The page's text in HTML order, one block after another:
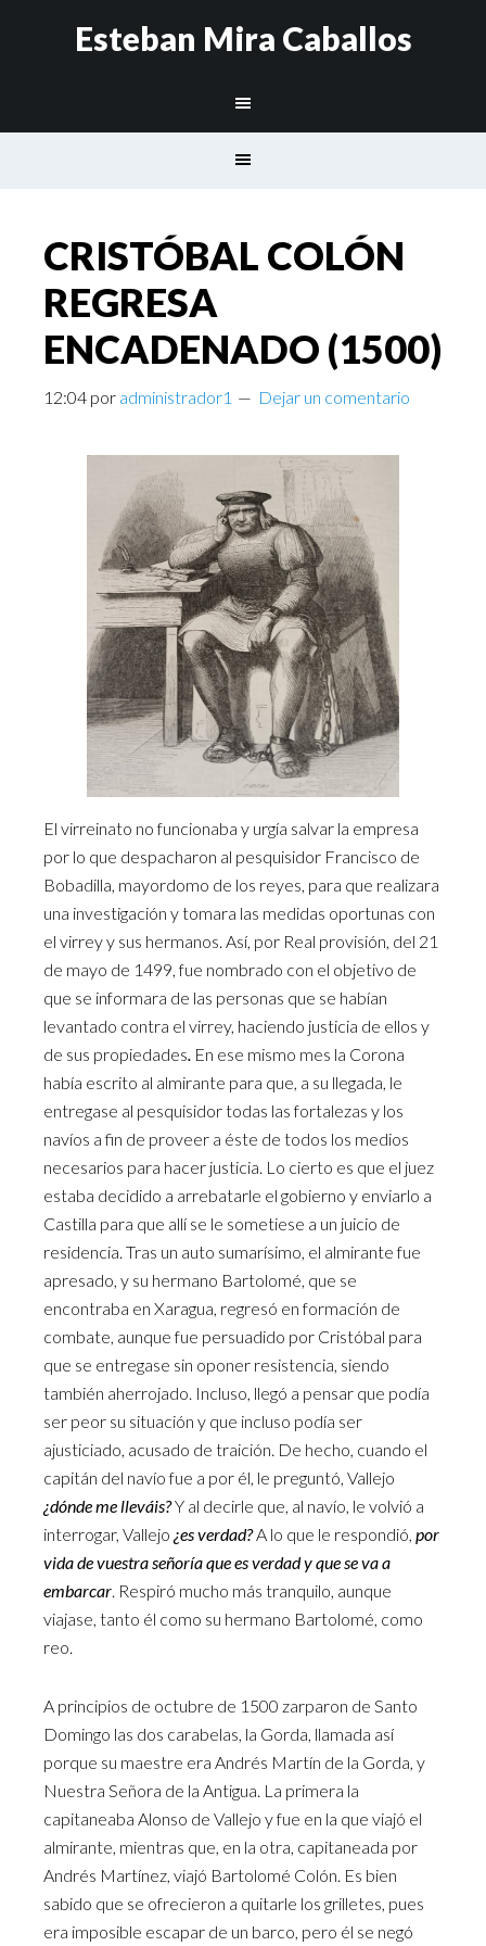
Esteban Mira Caballos
CRISTÓBAL COLÓN
REGRESA
ENCADENADO (1500)
12:04 por administrador1 Dejar un comentario
El virreinato no funcionaba y urgía salvar la empresa
por lo que despacharon al pesquisidor Francisco de
Bobadilla, mayordomo de los reyes, para que realizara
una investigación y tomara las medidas oportunas con
el virrey y sus hermanos. Así, por Real provisión, del 21
de mayo de 1499, fue nombrado con el objetivo de
que se informara de las personas que se habían
levantado contra el virrey, haciendo justicia de ellos y
de sus propiedades. En ese mismo mes la Corona
había escrito al almirante para que, a su llegada, le
entregase al pesquisidor todas las fortalezas y los
navíos a fin de proveer a éste de todos los medios
necesarios para hacer justicia. Lo cierto es que el juez
estaba decidido a arrebatarle el gobierno y enviarlo a
Castilla para que allí se le sometiese a un juicio de
residencia. Tras un auto sumarísimo, el almirante fue
apresado, y su hermano Bartolomé, que se
encontraba en Xaragua, regresó en formación de
combate, aunque fue persuadido por Cristóbal para
que se entregase sin oponer resistencia, siendo
también aherrojado. Incluso, llegó a pensar que podía
ser peor su situación y que incluso podía ser
ajusticiado, acusado de traición. De hecho, cuando el
capitán del navío fue a por él, le preguntó, Vallejo
¿dónde me lleváis?Y al decirle que, al navío, le volvió a
interrogar, Vallejo ¿es verdad?A lo que le respondió, por
vida de vuestra señoría que es verdad y que se va a
embarcar. Respiró mucho más tranquilo, aunque
viajase, tanto él como su hermano Bartolomé, como
reo.
A principios de octubre de 1500 zarparon de Santo
Domingo las dos carabelas, la Gorda, llamada así
porque su maestre era Andrés Martín de la Gorda, y
Nuestra Señora de la Antigua. La primera la
capitaneaba Alonso de Vallejo y fue en la que viajó el
almirante, mientras que, en la otra, capitaneada por
Andrés Martínez, viajó Bartolomé Colón. Es bien
sabido que se ofrecieron a quitarle los grilletes, pues
era imposible escapar de un barco, pero él se negó